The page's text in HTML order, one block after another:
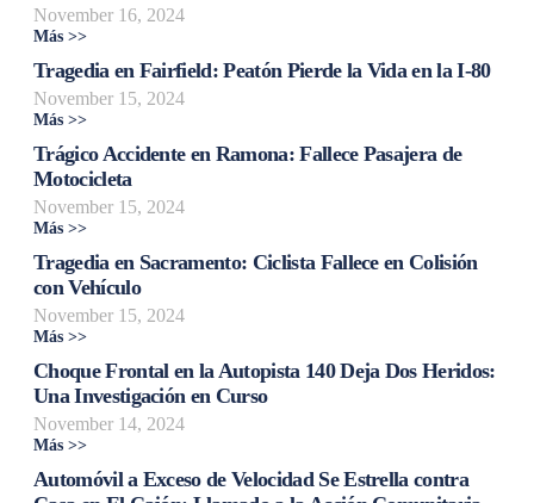
November 16, 2024
Más >>
Tragedia en Fairfield: Peatón Pierde la Vida en la I-80
November 15, 2024
Más >>
Trágico Accidente en Ramona: Fallece Pasajera de
Motocicleta
November 15, 2024
Más >>
Tragedia en Sacramento: Ciclista Fallece en Colisión
con Vehículo
November 15, 2024
Más >>
Choque Frontal en la Autopista 140 Deja Dos Heridos:
Una Investigación en Curso
November 14, 2024
Más >>
Automóvil a Exceso de Velocidad Se Estrella contra